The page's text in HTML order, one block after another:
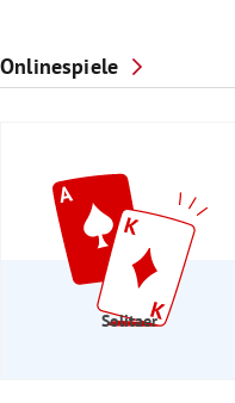
Onlinespiele
Solitaer